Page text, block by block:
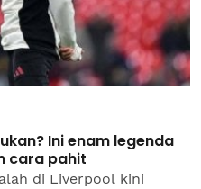
Ini enam legenda
cara pahit
di Liverpool kini